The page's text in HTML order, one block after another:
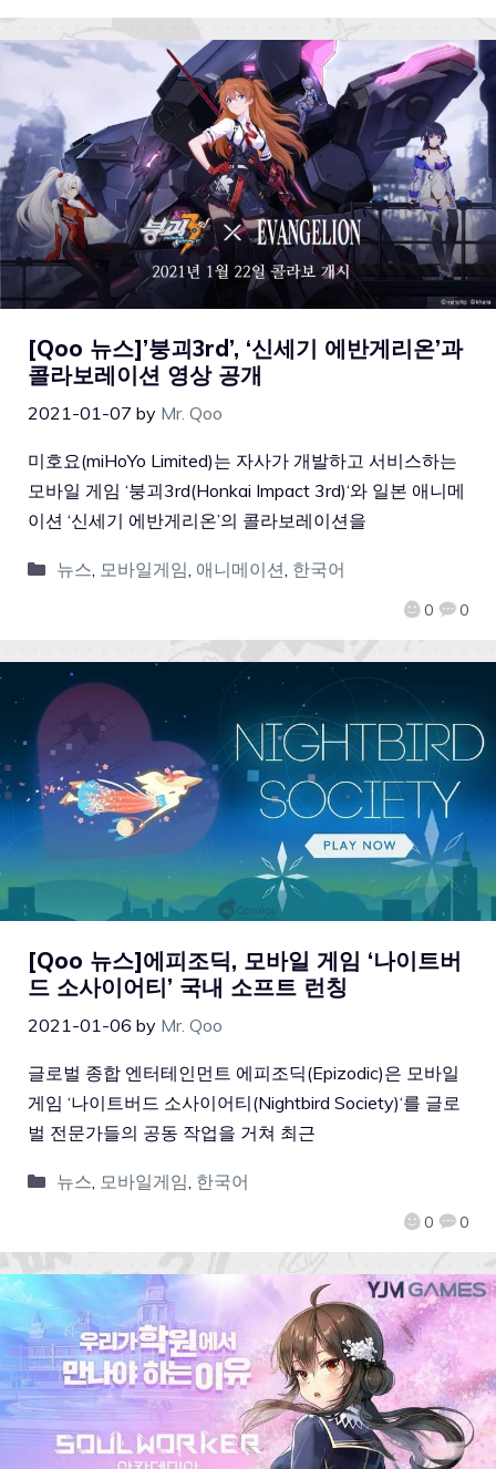
[Qoo 뉴스]’붕괴3rd’, ‘신세기 에반게리온’과
콜라보레이션 영상 공개
2021-01-07 by Mr. Qoo
0 0
미호요(miHoYo Limited)는 자사가 개발하고 서비스하는
모바일 게임 ‘붕괴3rd(Honkai Impact 3rd)‘와 일본 애니메
이션 ‘신세기 에반게리온’의 콜라보레이션을
뉴스 모바일게임 애니메이션 한국어
[Qoo 뉴스]에피조딕, 모바일 게임 ‘나이트버
드 소사이어티’ 국내 소프트 런칭
2021-01-06 by Mr. Qoo
0 0
글로벌 종합 엔터테인먼트 에피조딕(Epizodic)은 모바일
게임 ‘나이트버드 소사이어티(Nightbird Society)‘를 글로
벌 전문가들의 공동 작업을 거쳐 최근
뉴스 모바일게임 한국어